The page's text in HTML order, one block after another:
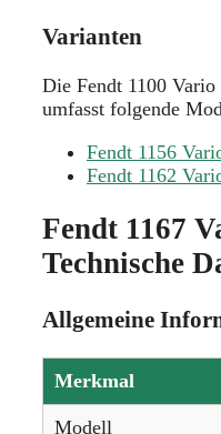
Varianten
Die Fendt 1100
umfasst folgende
Fendt 1156
Fendt 1162
Fendt 1167
Technische
Allgemeine
Merkmal
Modell